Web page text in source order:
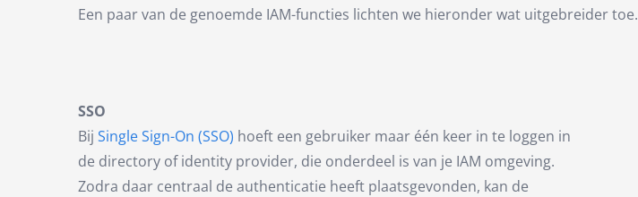
Een paar van de genoemde IAM-functies lichten we hieronder wat uitgebreider toe.
SSO
Bij Single Sign-On (SSO) hoeft een gebruiker maar één keer in te loggen in
de directory of identity provider, die onderdeel is van je IAM omgeving.
Zodra daar centraal de authenticatie heeft plaatsgevonden, kan de